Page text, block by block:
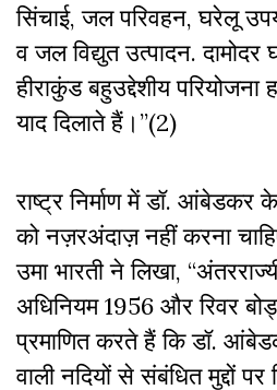
सिंचाई, जल परिवहन, घरेलू
व जल विद्युत उत्पादन. दामोदर
हीराकुंड बहुउद्देशीय
याद दिलाते हैं।”(2)
राष्ट्र निर्माण में डॉ. आंबेडकर
को नज़रअंदाज़ नहीं करना
उमा भारती ने लिखा,
अधिनियम 1956 और रिवर
प्रमाणित करते हैं कि डॉ.
वाली नदियों से संबंधित मुद्दों